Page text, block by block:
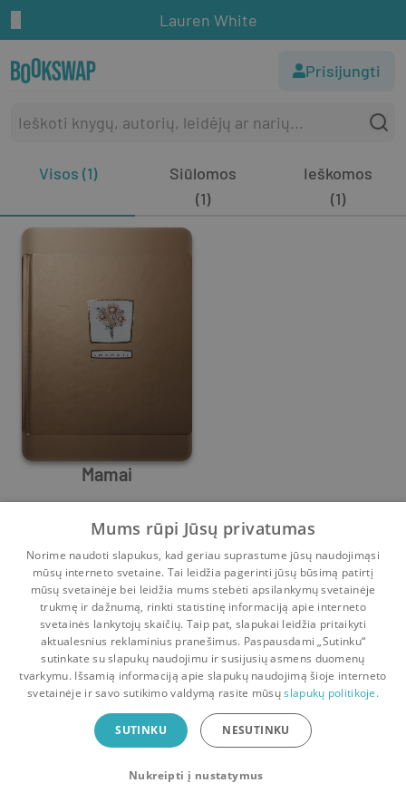
Lauren White
Prisijungti
Visos (1)
Siūlomos
(1)
Ieškomos
(1)
Mamai
Lauren White
2 1
Pradinis Krepšelis Pokalbiai Pranešimai Paskyra
Bookswap programėlė
Mainykis knygomis dar patogiau!
Uždaryti
Mums rūpi Jūsų privatumas
Norime naudoti slapukus, kad geriau suprastume jūsų naudojimąsi
mūsų interneto svetaine. Tai leidžia pagerinti jūsų būsimą patirtį
mūsų svetainėje bei leidžia mums stebėti apsilankymų svetainėje
trukmę ir dažnumą, rinkti statistinę informaciją apie interneto
svetainės lankytojų skaičių. Taip pat, slapukai leidžia pritaikyti
aktualesnius reklaminius pranešimus. Paspausdami „Sutinku“
sutinkate su slapukų naudojimu ir susijusių asmens duomenų
tvarkymu. Išsamią informaciją apie slapukų naudojimą šioje interneto
svetainėje ir savo sutikimo valdymą rasite mūsųslapukų politikoje.
SUTINKU NESUTINKU
Nukreipti į nustatymus